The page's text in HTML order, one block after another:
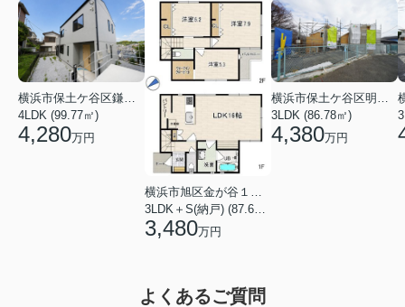
4LDK (99.77㎡)
4,280万円
3,480万円
3LDK (86.78㎡)
4,380万円
よくあるご質問